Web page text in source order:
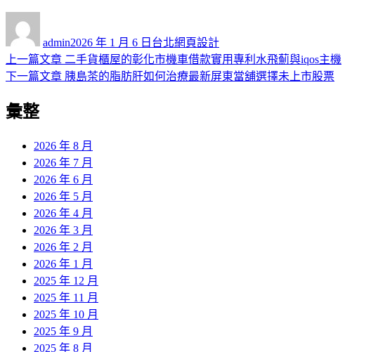
admin佈
日
期:
2026 年 1 月 6 日 類
台北網頁設計
文
章
導
上一篇文章 上
一
二手貨櫃屋的彰化市機車借款實用專利水飛薊與iqos主機
下一篇文章 下
章:
胰島茶的脂肪肝如何治療最新屏東當舖選擇未上市股票
彙整
2026 年 8 月
2026 年 7 月
2026 年 6 月
2026 年 5 月
2026 年 4 月
2026 年 3 月
2026 年 2 月
2026 年 1 月
2025 年 12 月
2025 年 11 月
2025 年 10 月
2025 年 9 月
2025 年 8 月